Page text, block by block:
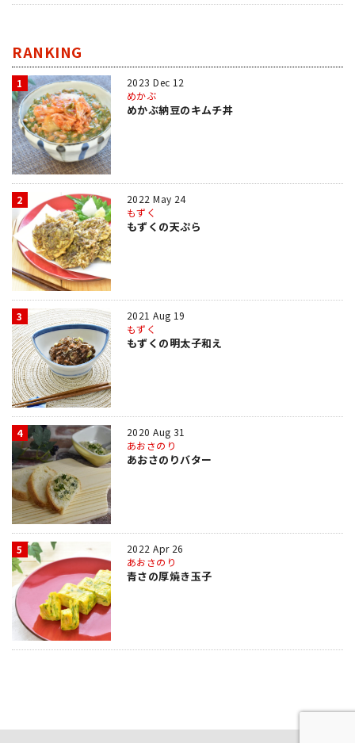
RANKING
1
2023 Dec 12
めかぶ
めかぶ納豆のキムチ丼
2
2022 May 24
もずく
もずくの天ぷら
3
2021 Aug 19
もずく
もずくの明太子和え
4
2020 Aug 31
あおさのり
あおさのりバター
5
2022 Apr 26
あおさのり
青さの厚焼き玉子